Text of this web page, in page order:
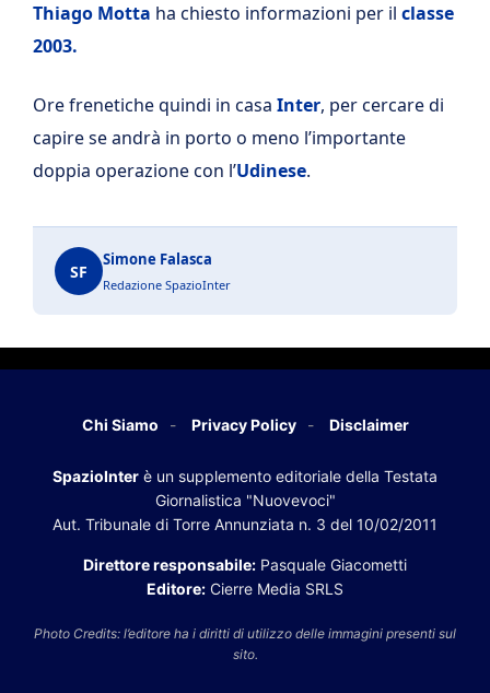
Thiago Motta ha chiesto informazioni per il classe
2003.
Ore frenetiche quindi in casa Inter, per cercare di
capire se andrà in porto o meno l’importante
doppia operazione con l’Udinese.
SF
Simone Falasca
Redazione SpazioInter
Chi Siamo Privacy Policy Disclaimer
SpazioInter è un supplemento editoriale della Testata
Giornalistica "Nuovevoci"
Aut. Tribunale di Torre Annunziata n. 3 del 10/02/2011
Direttore responsabile: Pasquale Giacometti
Editore: Cierre Media SRLS
Photo Credits: l’editore ha i diritti di utilizzo delle immagini presenti sul
sito.